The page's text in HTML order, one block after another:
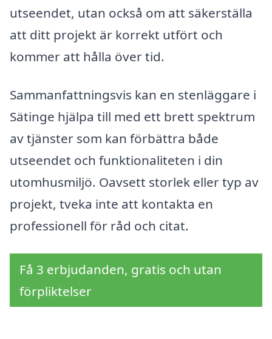
utseendet, utan också om att säkerställa
att ditt projekt är korrekt utfört och
kommer att hålla över tid.
Sammanfattningsvis kan en stenläggare i
Sätinge hjälpa till med ett brett spektrum
av tjänster som kan förbättra både
utseendet och funktionaliteten i din
utomhusmiljö. Oavsett storlek eller typ av
projekt, tveka inte att kontakta en
professionell för råd och citat.
Få 3 erbjudanden, gratis och utan
förpliktelser